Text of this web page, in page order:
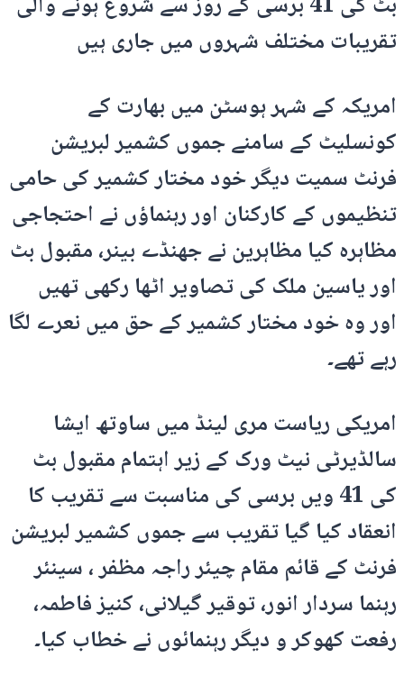
تقریبات مختلف شہروں میں جاری ہیں
امریکہ کے شہر ہوسٹن میں بھارت کے
کونسلیٹ کے سامنے جموں کشمیر لبریشن
فرنٹ سمیت دیگر خود مختار کشمیر کی حامی
تنظیموں کے کارکنان اور رہنماؤں نے احتجاجی
مظاہرہ کیا مظاہرین نے جھنڈے بینر، مقبول بٹ
اور یاسین ملک کی تصاویر اٹھا رکھی تھیں
اور وہ خود مختار کشمیر کے حق میں نعرے لگا
رہے تھے۔
امریکی ریاست مری لینڈ میں ساوتھ ایشا
سالڈیرٹی نیٹ ورک کے زیر اہتمام مقبول بٹ
کی 41 ویں برسی کی مناسبت سے تقریب کا
انعقاد کیا گیا تقریب سے جموں کشمیر لبریشن
فرنٹ کے قائم مقام چیئر راجہ مظفر ، سینئر
رہنما سردار انور، توقیر گیلانی، کنیز فاطمہ،
رفعت کھوکر و دیگر رہنمائوں نے خطاب کیا۔